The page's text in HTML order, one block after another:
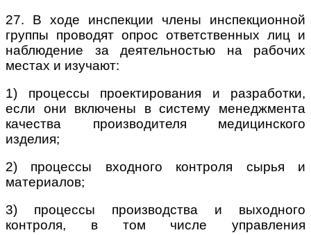
27. В ходе инспекции члены инспекционной
группы проводят опрос ответственных лиц и
наблюдение за деятельностью на рабочих
местах и изучают:
1) процессы проектирования и разработки,
если они включены в систему менеджмента
качества производителя медицинского
изделия;
2) процессы входного контроля сырья и
материалов;
3) процессы производства и выходного
контроля, в том числе управления